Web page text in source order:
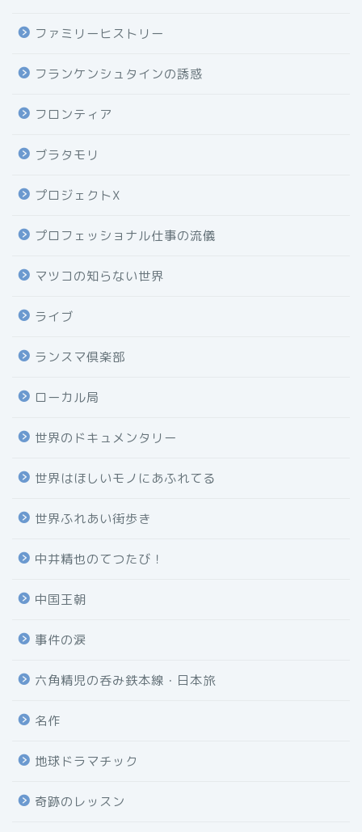
ファミリーヒストリー
フランケンシュタインの誘惑
フロンティア
ブラタモリ
プロジェクトX
プロフェッショナル仕事の流儀
マツコの知らない世界
ライブ
ランスマ倶楽部
ローカル局
世界のドキュメンタリー
世界はほしいモノにあふれてる
世界ふれあい街歩き
中井精也のてつたび！
中国王朝
事件の涙
六角精児の呑み鉄本線・日本旅
名作
地球ドラマチック
奇跡のレッスン